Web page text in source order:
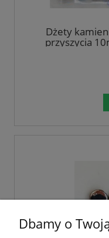
Dżety
przyszycia
Dbamy o